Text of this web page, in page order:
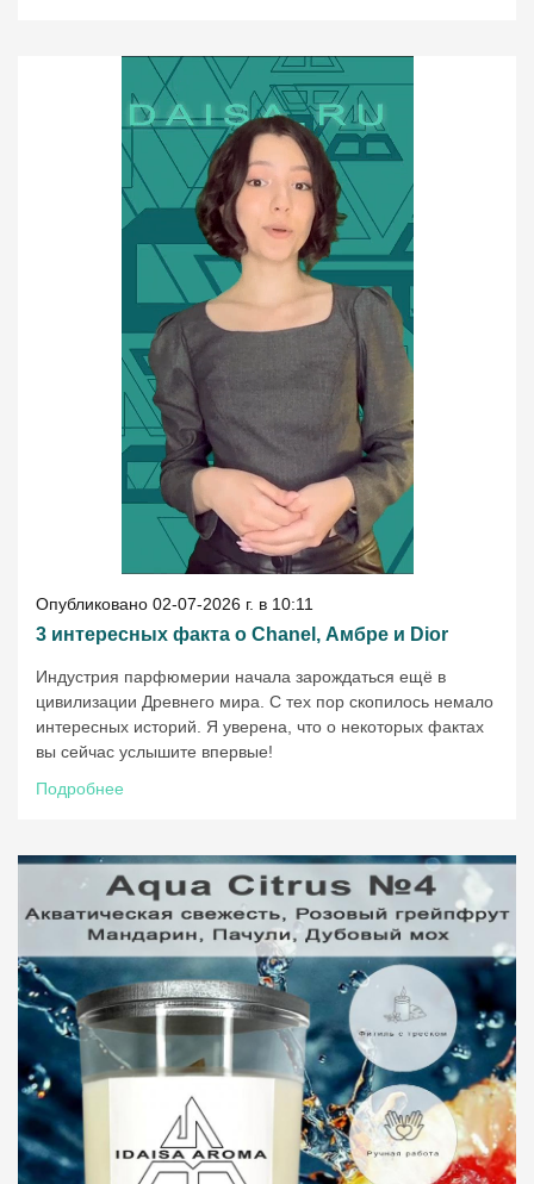
Опубликовано 02-07-2026 г. в 10:11
3 интересных факта о Chanel, Амбре и Dior
Индустрия парфюмерии начала зарождаться ещё в
цивилизации Древнего мира. С тех пор скопилось немало
интересных историй. Я уверена, что о некоторых фактах
вы сейчас услышите впервые!
Подробнее